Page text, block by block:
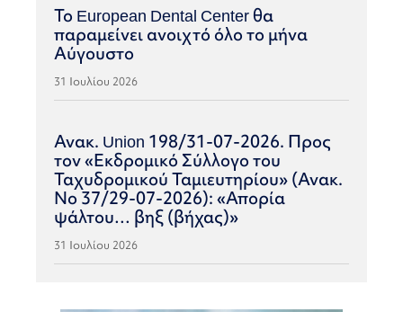
Το European Dental Center θα
παραμείνει ανοιχτό όλο το μήνα
Αύγουστο
31 Ιουλίου 2026
Ανακ. Union 198/31-07-2026. Προς
τον «Εκδρομικό Σύλλογο του
Ταχυδρομικού Ταμιευτηρίου» (Ανακ.
Νο 37/29-07-2026): «Απορία
ψάλτου… βηξ (βήχας)»
31 Ιουλίου 2026